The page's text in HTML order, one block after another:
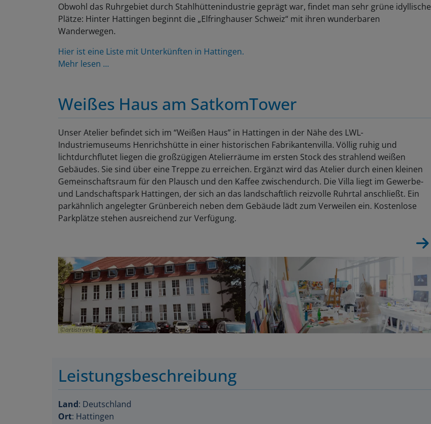
Obwohl das Ruhrgebiet durch Stahlhüttenindustrie geprägt war, findet man sehr grüne idyllische
Plätze: Hinter Hattingen beginnt die „Elfringhauser Schweiz“ mit ihren wunderbaren
Wanderwegen.
Hier ist eine Liste mit Unterkünften in Hattingen.
Mehr lesen ...
Weißes Haus am SatkomTower
Unser Atelier befindet sich im “Weißen Haus” in Hattingen in der Nähe des LWL-
Industriemuseums Henrichshütte in einer historischen Fabrikantenvilla. Völlig ruhig und
lichtdurchflutet liegen die großzügigen Atelierräume im ersten Stock des strahlend weißen
Gebäudes. Sie sind über eine Treppe zu erreichen. Ergänzt wird das Atelier durch einen kleinen
Gemeinschaftsraum für den Plausch und den Kaffee zwischendurch. Die Villa liegt im Gewerbe-
und Landschaftspark Hattingen, der sich an das landschaftlich reizvolle Ruhrtal anschließt. Ein
parkähnlich angelegter Grünbereich neben dem Gebäude lädt zum Verweilen ein. Kostenlose
Parkplätze stehen ausreichend zur Verfügung.
artistravel
Leistungsbeschreibung
Land: Deutschland
Ort: Hattingen